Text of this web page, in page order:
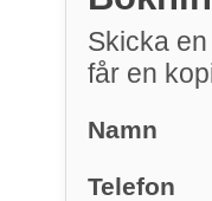
Skicka
får en
Namn
Telefon